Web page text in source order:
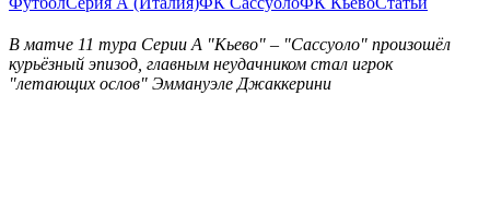
В матче 11 тура Серии А "Кьево" – "Сассуоло" произошёл
курьёзный эпизод, главным неудачником стал игрок
"летающих ослов" Эммануэле Джаккерини